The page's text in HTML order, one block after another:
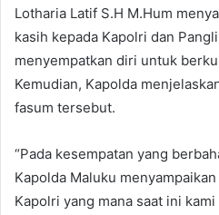
Lotharia Latif S.H M.Hum
kasih kepada Kapolri dan
menyempatkan diri untuk
Kemudian, Kapolda
fasum tersebut.
“Pada kesempatan yang
Kapolda Maluku
Kapolri yang mana saat ini